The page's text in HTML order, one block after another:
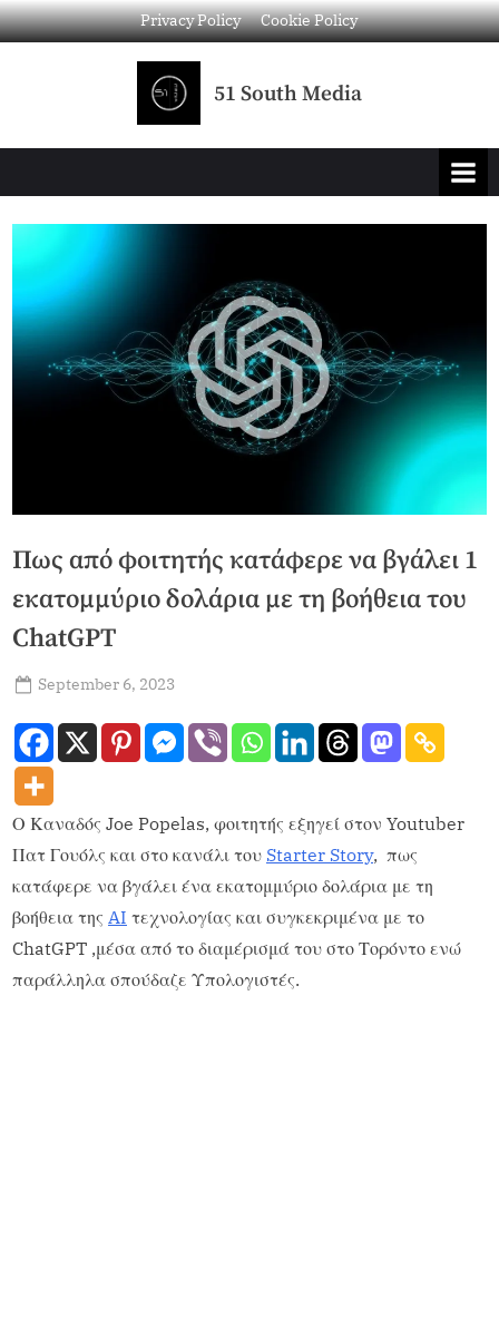
Privacy Policy Cookie Policy
51 South Media
Πως από φοιτητής κατάφερε να βγάλει 1
εκατομμύριο δολάρια με τη βοήθεια του
ChatGPT
September 6, 2023
Ο Καναδός Joe Popelas, φοιτητής εξηγεί στον Youtuber
Πατ Γουόλς και στο κανάλι του Starter Story, πως
κατάφερε να βγάλει ένα εκατομμύριο δολάρια με τη
βοήθεια της AI τεχνολογίας και συγκεκριμένα με το
ChatGPT ,μέσα από το διαμέρισμά του στο Τορόντο ενώ
παράλληλα σπούδαζε Υπολογιστές.